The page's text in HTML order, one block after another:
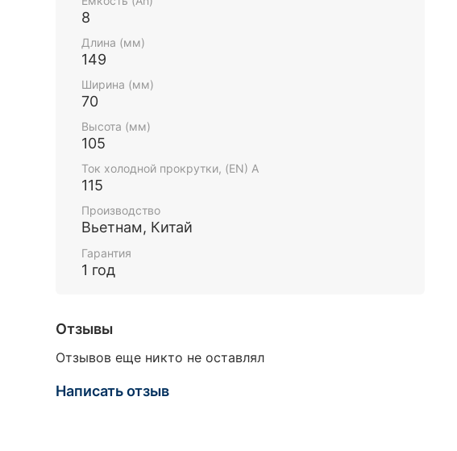
8
Длина (мм)
149
Ширина (мм)
70
Высота (мм)
105
Ток холодной прокрутки, (EN) А
115
Производство
Вьетнам, Китай
Гарантия
1 год
Отзывы
Отзывов еще никто не оставлял
Написать отзыв